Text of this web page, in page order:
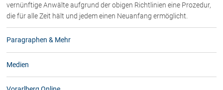
vernünftige Anwälte aufgrund der obigen Richtlinien eine Prozedur,
die für alle Zeit hält und jedem einen Neuanfang ermöglicht.
Paragraphen & Mehr
Medien